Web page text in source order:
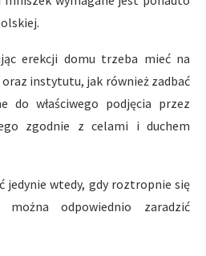
erekcji domu trzeba mieć na
oraz instytutu, jak również zadbać
właściwego podjęcia przez
zgodnie z celami i duchem
jedynie wtedy, gdy roztropnie się
odpowiednio zaradzić